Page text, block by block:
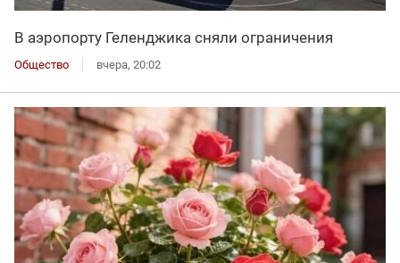
В аэропорту Геленджика сняли ограничения
Общество вчера, 20:02